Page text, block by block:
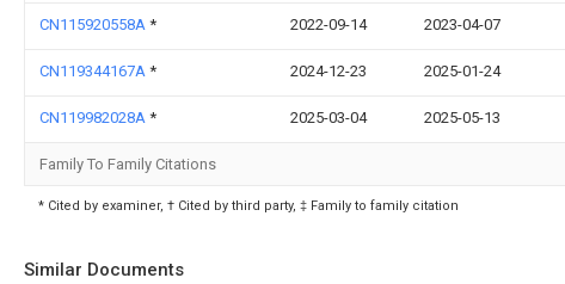
CN115920558A * 2022-09-14 2023-04-07
CN119344167A * 2024-12-23 2025-01-24
CN119982028A * 2025-03-04 2025-05-13
Family To Family Citations
* Cited by examiner, † Cited by third party, ‡ Family to family citation
Similar Documents